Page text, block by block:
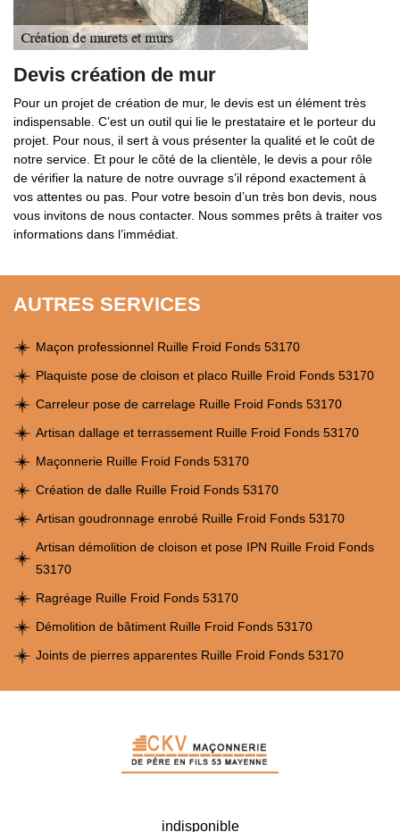
Devis création de mur
Pour un projet de création de mur, le devis est un élément très
indispensable. C’est un outil qui lie le prestataire et le porteur du
projet. Pour nous, il sert à vous présenter la qualité et le coût de
notre service. Et pour le côté de la clientèle, le devis a pour rôle
de vérifier la nature de notre ouvrage s’il répond exactement à
vos attentes ou pas. Pour votre besoin d’un très bon devis, nous
vous invitons de nous contacter. Nous sommes prêts à traiter vos
informations dans l’immédiat.
AUTRES SERVICES
Maçon professionnel Ruille Froid Fonds 53170
Plaquiste pose de cloison et placo Ruille Froid Fonds 53170
Carreleur pose de carrelage Ruille Froid Fonds 53170
Artisan dallage et terrassement Ruille Froid Fonds 53170
Maçonnerie Ruille Froid Fonds 53170
Création de dalle Ruille Froid Fonds 53170
Artisan goudronnage enrobé Ruille Froid Fonds 53170
Artisan démolition de cloison et pose IPN Ruille Froid Fonds
53170
Ragréage Ruille Froid Fonds 53170
Démolition de bâtiment Ruille Froid Fonds 53170
Joints de pierres apparentes Ruille Froid Fonds 53170
indisponible